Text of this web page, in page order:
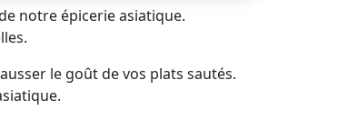
notre épicerie asiatique.
le goût de vos plats sautés.